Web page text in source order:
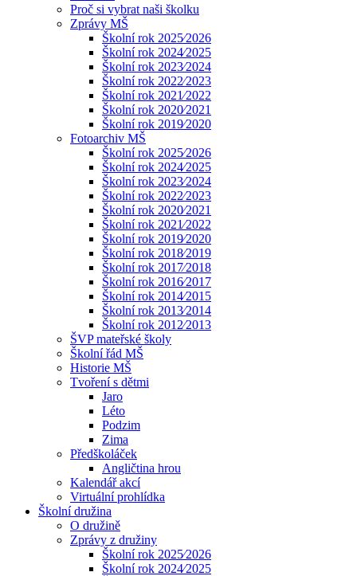
Proč si vybrat naši školku
Zprávy MŠ
Školní rok 2025⁄2026
Školní rok 2024⁄2025
Školní rok 2023⁄2024
Školní rok 2022⁄2023
Školní rok 2021⁄2022
Školní rok 2020⁄2021
Školní rok 2019⁄2020
Fotoarchiv MŠ
Školní rok 2025⁄2026
Školní rok 2024⁄2025
Školní rok 2023⁄2024
Školní rok 2022⁄2023
Školní rok 2020⁄2021
Školní rok 2021⁄2022
Školní rok 2019⁄2020
Školní rok 2018⁄2019
Školní rok 2017⁄2018
Školní rok 2016⁄2017
Školní rok 2014⁄2015
Školní rok 2013⁄2014
Školní rok 2012⁄2013
ŠVP mateřské školy
Školní řád MŠ
Historie MŠ
Tvoření s dětmi
Jaro
Léto
Podzim
Zima
Předškoláček
Angličtina hrou
Kalendář akcí
Virtuální prohlídka
Školní družina
O družině
Zprávy z družiny
Školní rok 2025⁄2026
Školní rok 2024⁄2025